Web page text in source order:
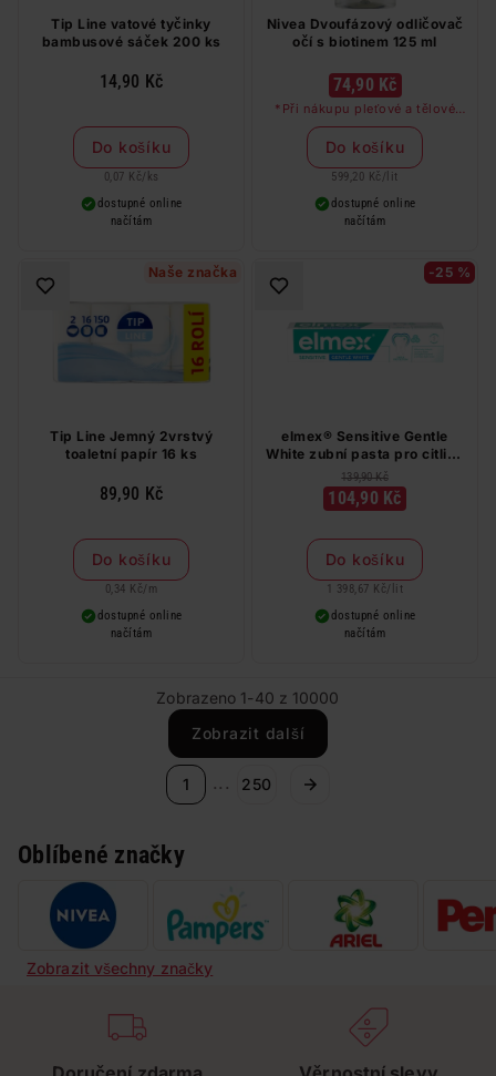
Tip Line vatové tyčinky
bambusové sáček 200 ks
14,90 Kč
Do košíku
0,07 Kč/ ks
dostupné online
načítám
Nivea Dvoufázový odličovač
očí s biotinem 125 ml
74,90 Kč
*Při nákupu pleťové a tělové
péče značky Nivea a Labello v
hodnotě nad 249 Kč dostanete
odličovač očí zdarma
Do košíku
599,20 Kč / lit
dostupné online
načítám
Naše značka
Tip Line Jemný 2vrstvý
toaletní papír 16 ks
89,90 Kč
Do košíku
0,34 Kč/ m
dostupné online
načítám
-25 %
elmex® Sensitive Gentle
White zubní pasta pro citlivé
zuby 75 ml
139,90 Kč
104,90 Kč
Do košíku
1 398,67 Kč/ lit
dostupné online
načítám
Zobrazeno 1-40 z 10000
Zobrazit další
1 ... 250
Oblíbené značky
Zobrazit všechny značky